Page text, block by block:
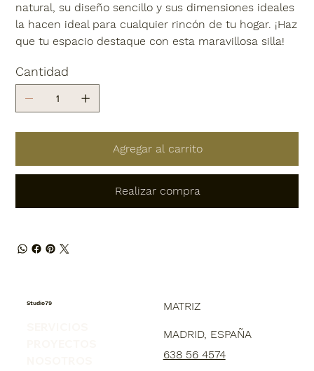
natural, su diseño sencillo y sus dimensiones ideales
la hacen ideal para cualquier rincón de tu hogar. ¡Haz
que tu espacio destaque con esta maravillosa silla!
Cantidad
Agregar al carrito
Realizar compra
Studio79 MATRIZ
MADRID, ESPAÑA
638 56 4574